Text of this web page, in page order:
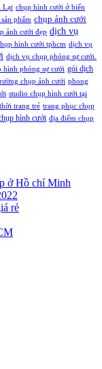
Lạt chụp hình cưới ở biển
phẩm chụp ảnh cưới
ảnh cưới đẹp dịch vụ
hình cưới tphcm dịch vụ
dịch vụ chụp phóng sự cưới.
hình phóng sự cưới gói dịch
chụp ảnh cưới phong
studio chụp hình cưới tại
thời trang trẻ trang phục chụp
hình cưới địa điểm chụp
ở Hồ chí Minh
rẻ